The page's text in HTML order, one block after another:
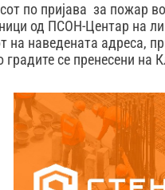
по пријава за пожар
од ПСОН-Центар на
на наведената адреса,
се пренесени на